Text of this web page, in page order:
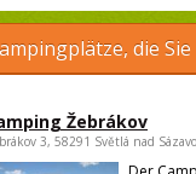
die
Žebrákov
3, 58291 Světlá nad